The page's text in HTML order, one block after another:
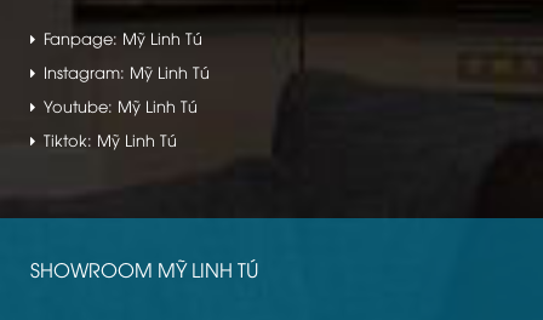
Fanpage: Mỹ Linh Tú
Instagram: Mỹ Linh Tú
Youtube: Mỹ Linh Tú
Tiktok: Mỹ Linh Tú
SHOWROOM MỸ LINH TÚ